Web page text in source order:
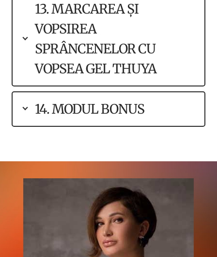
13. MARCAREA ȘI
VOPSIREA
SPRÂNCENELOR CU
VOPSEA GEL THUYA
14. MODUL BONUS